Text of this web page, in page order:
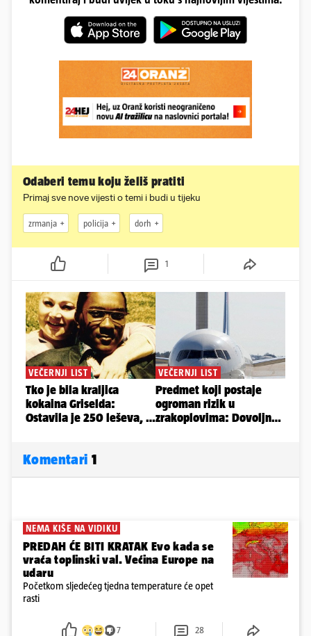
Odaberi temu koju želiš pratiti
Primaj sve nove vijesti o temi i budi u tijeku
zrmanja policija dorh
1
Komentari 1
NEMA KIŠE NA VIDIKU
PREDAH ĆE BITI KRATAK Evo kada se
vraća toplinski val. Većina Europe na
udaru
Početkom sljedećeg tjedna temperature će opet
rasti
7 28